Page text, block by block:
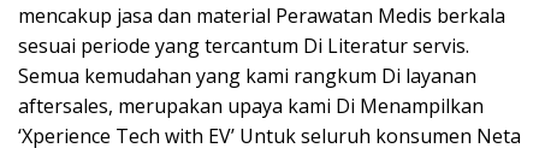
mencakup jasa dan material Perawatan Medis berkala
sesuai periode yang tercantum Di Literatur servis.
Semua kemudahan yang kami rangkum Di layanan
aftersales, merupakan upaya kami Di Menampilkan
‘Xperience Tech with EV’ Untuk seluruh konsumen Neta